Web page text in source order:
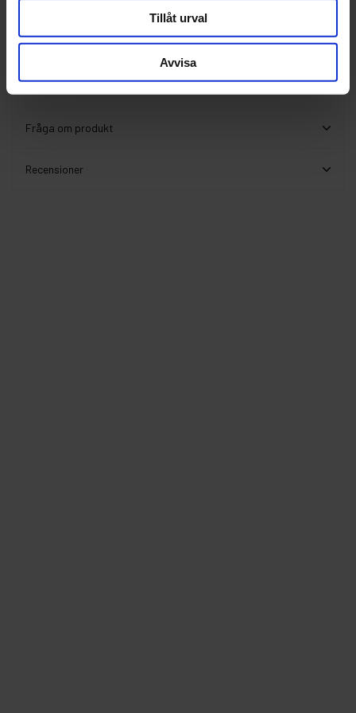
Tillåt urval
Avvisa
Leverans inom 1-5 dagar
Beskrivning
Fråga om produkt
Recensioner